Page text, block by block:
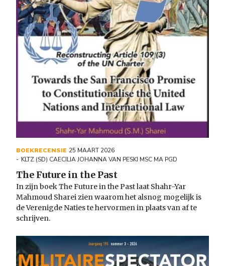
BOEKRECENSIE 25 MAART 2026
KLTZ (SD) CAECILIA JOHANNA VAN PESKI MSC MA PGD
The Future in the Past
In zijn boek The Future in the Past laat Shahr-Yar
Mahmoud Sharei zien waarom het alsnog mogelijk is
de Verenigde Naties te hervormen in plaats van af te
schrijven.